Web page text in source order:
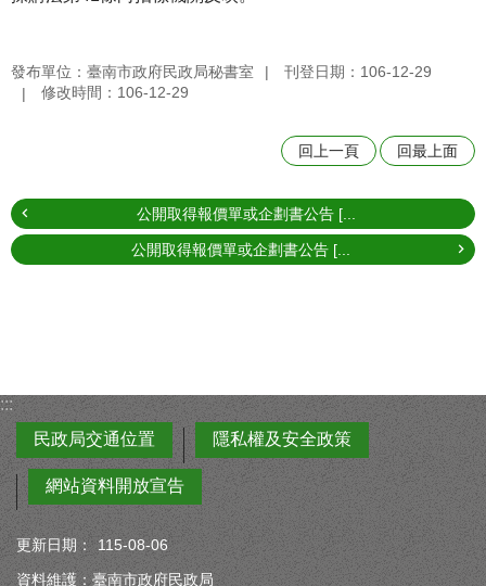
發布單位：臺南市政府民政局秘書室
刊登日期：106-12-29
修改時間：106-12-29
回上一頁 回最上面
公開取得報價單或企劃書公告 [...
公開取得報價單或企劃書公告 [...
:::
民政局交通位置
隱私權及安全政策
網站資料開放宣告
更新日期：
115-08-06
資料維護：臺南市政府民政局